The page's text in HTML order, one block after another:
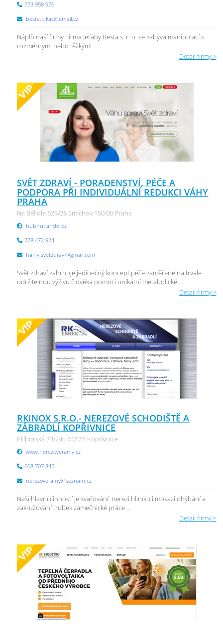
773 958 976
besta.lukas@email.cz
Náplň naší firmy Firma Jeřáby Besta s. r. o. se zabývá manipulací s
rozměrnými nebo těžkými ...
Detail firmy >
SVĚT ZDRAVÍ - PORADENSTVÍ, PÉČE A
PODPORA PŘI INDIVIDUÁLNÍ REDUKCI VÁHY
PRAHA
Na Bělidle 625/28 Smíchov 150 00 Praha
hubnutiandel.cz
778 472 924
hajny.svetzdravi@gmail.com
Svět zdraví zahrnuje jedinečný koncept péče zaměřené na trvale
udržitelnou výživu člověka pomocí unikátní metabolické ...
Detail firmy >
RKINOX S.R.O.- NEREZOVÉ SCHODIŠTĚ A
ZÁBRADLÍ KOPŘIVNICE
Příborská 73/24c 742 21 Kopřivnice
www.nerezoveramy.cz
608 707 845
nerezoveramy@seznam.cz
Naší hlavní činností je svařování: nerezi hliníku i mosazi ohýbání a
zakružování trubek zámečnické práce ...
Detail firmy >